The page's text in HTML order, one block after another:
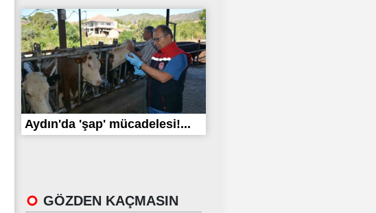
Aydın'da 'şap' mücadelesi!...
GÖZDEN KAÇMASIN